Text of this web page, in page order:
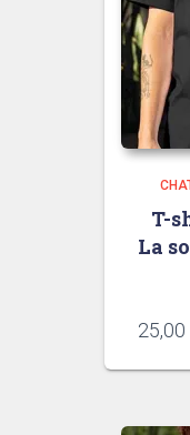
T-
La
25,00